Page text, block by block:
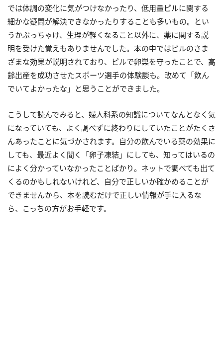
では体調の変化に気がつけなかったり、低用量ピルに関する
細かな疑問が解決できなかったりすることも多いもの。とい
うかぶっちゃけ、生理が軽くなること以外に、薬に関する説
明を受けた覚えもありませんでした。本の中ではピルのさま
ざまな効果が説明されており、ピルで卵巣を守ったことで、高
齢出産を成功させたスポーツ選手の体験談も。改めて「飲ん
でいてよかったな」と思うことができました。
こうして読んでみると、婦人科系の知識についてなんとなく気
になっていても、よく調べずに終わりにしていたことがたくさ
んあったことに気づかされます。自分の飲んでいる薬の効果に
しても、最近よく聞く「卵子凍結」にしても、知ってはいるの
によく分かっていなかったことばかり。ネットで調べても出て
くるのかもしれないけれど、自分で正しいか確かめることが
できませんから、本を読むだけで正しい情報が手に入るな
ら、こっちの方がお手軽です。